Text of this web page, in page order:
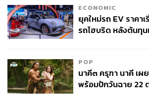
“สุดท้ายคือเราเป็นองค์กรแห่งการเรียนรู้
ต่อยอดความคิดและส่งเสริมความคิดสร้า
สิทธิ์ที่จะสร้างสรรค์ผลงาน ไม่ว่าจะเป็นอ
บุคลากรแผนกต่างๆ ในโรงพยาบาลก็สาม
ECONOMIC
ยุคใหม่รถ EV ราคา
รถไฮบริด หลังต้นทุ
POP
นาคี๓ ครุฑา นาคี เ
พร้อมปักวันฉาย 22